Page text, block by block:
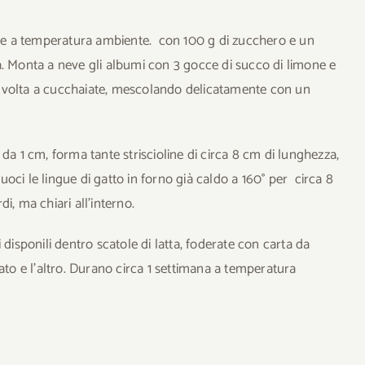
temperatura ambiente. con 100 g di zucchero e un
Monta a neve gli albumi con 3 gocce di succo di limone e
a cucchaiate, mescolando delicatamente con un
1 cm, forma tante striscioline di circa 8 cm di lunghezza,
le lingue di gatto in forno già caldo a 160° per circa 8
ma chiari all’interno.
dentro scatole di latta, foderate con carta da
e l’altro. Durano circa 1 settimana a temperatura